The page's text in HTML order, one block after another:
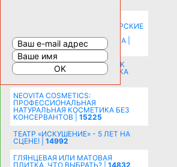
КОМНАТУ: ХИТРЫЕ ДИЗАЙНЕРСКИЕ
РАСШИРЕНИЯ ПРОСТРАНСТВА |
16190
СОБИРАЕМСЯ НА ПРАЗДНИК К
МОЛОДОЖЕНАМ: ПОДГОТОВКА
NEOVITA COSMETICS:
ПРОФЕССИОНАЛЬНАЯ
НАТУРАЛЬНАЯ КОСМЕТИКА БЕЗ
КОНСЕРВАНТОВ | 15225
ТЕАТР «ИСКУШЕНИЕ» - 5 ЛЕТ НА
СЦЕНЕ! | 14992
ГЛЯНЦЕВАЯ ИЛИ МАТОВАЯ
ПЛИТКА. ЧТО ВЫБРАТЬ? | 14832